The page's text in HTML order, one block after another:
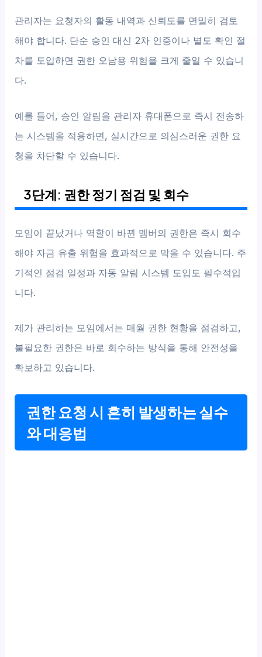
관리자는 요청자의 활동 내역과 신뢰도를 면밀히 검토
해야 합니다. 단순 승인 대신 2차 인증이나 별도 확인 절
차를 도입하면 권한 오남용 위험을 크게 줄일 수 있습니
다.
예를 들어, 승인 알림을 관리자 휴대폰으로 즉시 전송하
는 시스템을 적용하면, 실시간으로 의심스러운 권한 요
청을 차단할 수 있습니다.
3단계: 권한 정기 점검 및 회수
모임이 끝났거나 역할이 바뀐 멤버의 권한은 즉시 회수
해야 자금 유출 위험을 효과적으로 막을 수 있습니다. 주
기적인 점검 일정과 자동 알림 시스템 도입도 필수적입
니다.
제가 관리하는 모임에서는 매월 권한 현황을 점검하고,
불필요한 권한은 바로 회수하는 방식을 통해 안전성을
확보하고 있습니다.
권한 요청 시 흔히 발생하는 실수
와 대응법